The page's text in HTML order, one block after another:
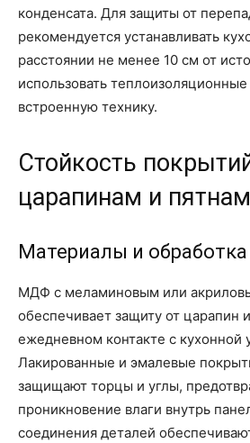
конденсата. Для защиты от
рекомендуется устанавливать
расстоянии не менее 10 см от
использовать
встроенную технику.
Стойкость
царапинам и пятнам
Материалы и
МДФ с меламиновым или
обеспечивает защиту от царапин
ежедневном контакте с кухонной
Лакированные и эмалевые
защищают торцы и углы,
проникновение влаги внутрь
соединения деталей